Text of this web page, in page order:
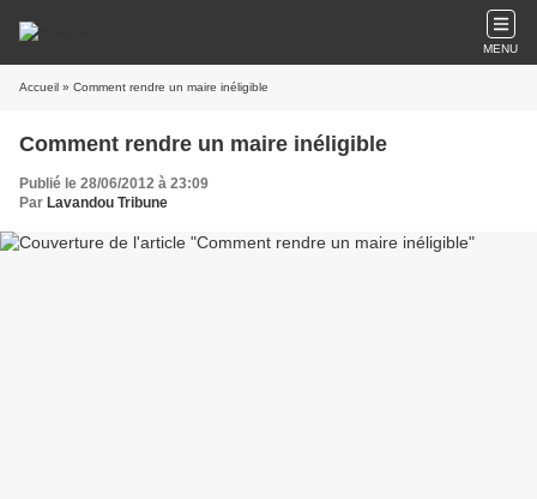
MENU
Accueil » Comment rendre un maire inéligible
Comment rendre un maire inéligible
Publié le 28/06/2012 à 23:09
Par Lavandou Tribune